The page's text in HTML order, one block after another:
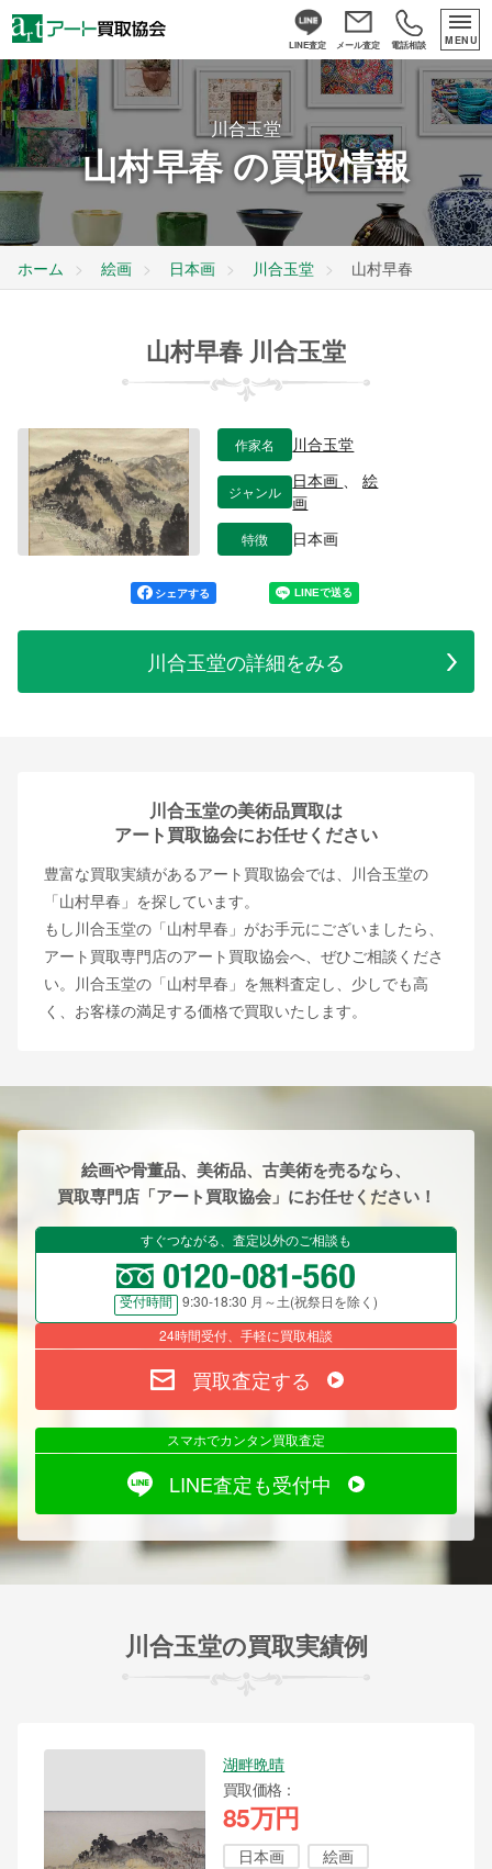
LINE査定 メール査定 電話相談 MENU
川合玉堂
山村早春 の買取情報
ホーム 絵画 日本画 川合玉堂 山村早春
山村早春 川合玉堂
作家名 川合玉堂
ジャンル
日本画 、絵
画
特徴 日本画
シェアする
川合玉堂の詳細をみる
川合玉堂の美術品買取は
アート買取協会にお任せください
豊富な買取実績があるアート買取協会では、川合玉堂の
「山村早春」を探しています。
もし川合玉堂の「山村早春」がお手元にございましたら、
アート買取専門店のアート買取協会へ、ぜひご相談くださ
い。川合玉堂の「山村早春」を無料査定し、少しでも高
く、お客様の満足する価格で買取いたします。
絵画や骨董品、美術品、古美術を売るなら、
買取専門店「アート買取協会」にお任せください！
すぐつながる、査定以外のご相談も
受付時間
9:30-18:30 月～土(祝祭日を除く)
24時間受付、手軽に買取相談
買取査定する
スマホでカンタン買取査定
LINE査定も受付中
川合玉堂の買取実績例
湖畔晩晴
買取価格
85万円
日本画 絵画